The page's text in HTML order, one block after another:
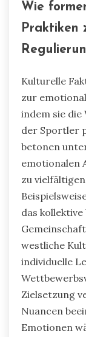
Wie
Praktiken
Kulturelle
zur
indem sie die
der Sportler
betonen
emotionalen
zu
das
westliche
individuelle
Zielsetzung
Nuancen
Emotionen